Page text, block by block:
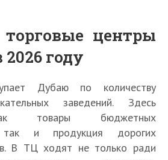
центры
году
Дубаю по количеству
заведений. Здесь
товары бюджетных
так и продукция дорогих
В ТЦ ходят не только ради